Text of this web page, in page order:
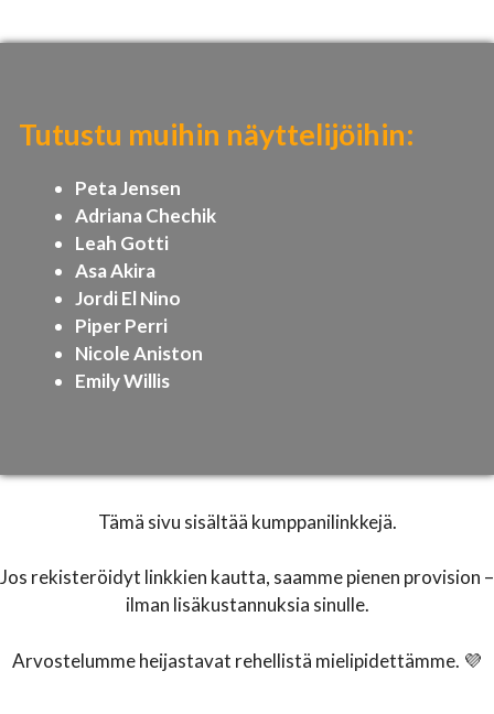
Tutustu muihin näyttelijöihin:
Peta Jensen
Adriana Chechik
Leah Gotti
Asa Akira
Jordi El Nino
Piper Perri
Nicole Aniston
Emily Willis
Tämä sivu sisältää kumppanilinkkejä.
Jos rekisteröidyt linkkien kautta, saamme pienen provision –
ilman lisäkustannuksia sinulle.
Arvostelumme heijastavat rehellistä mielipidettämme. 💜